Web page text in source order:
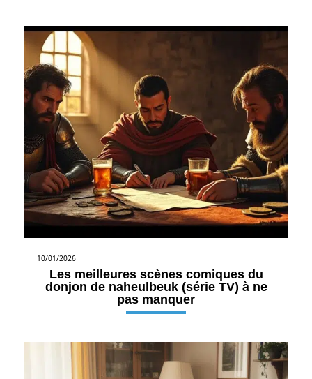
10/01/2026
Les meilleures scènes comiques du
donjon de naheulbeuk (série TV) à ne
pas manquer